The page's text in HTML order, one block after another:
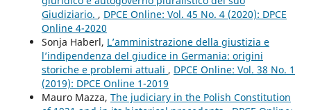
Giudiziario. , DPCE Online: Vol. 45 No. 4 (2020): DPCE
Online 4-2020
Sonja Haberl, L’amministrazione della giustizia e
l’indipendenza del giudice in Germania: origini
storiche e problemi attuali , DPCE Online: Vol. 38 No. 1
(2019): DPCE Online 1-2019
Mauro Mazza, The judiciary in the Polish Constitution